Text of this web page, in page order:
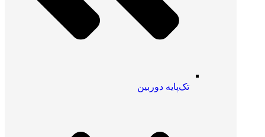
تک‌پایه دوربین